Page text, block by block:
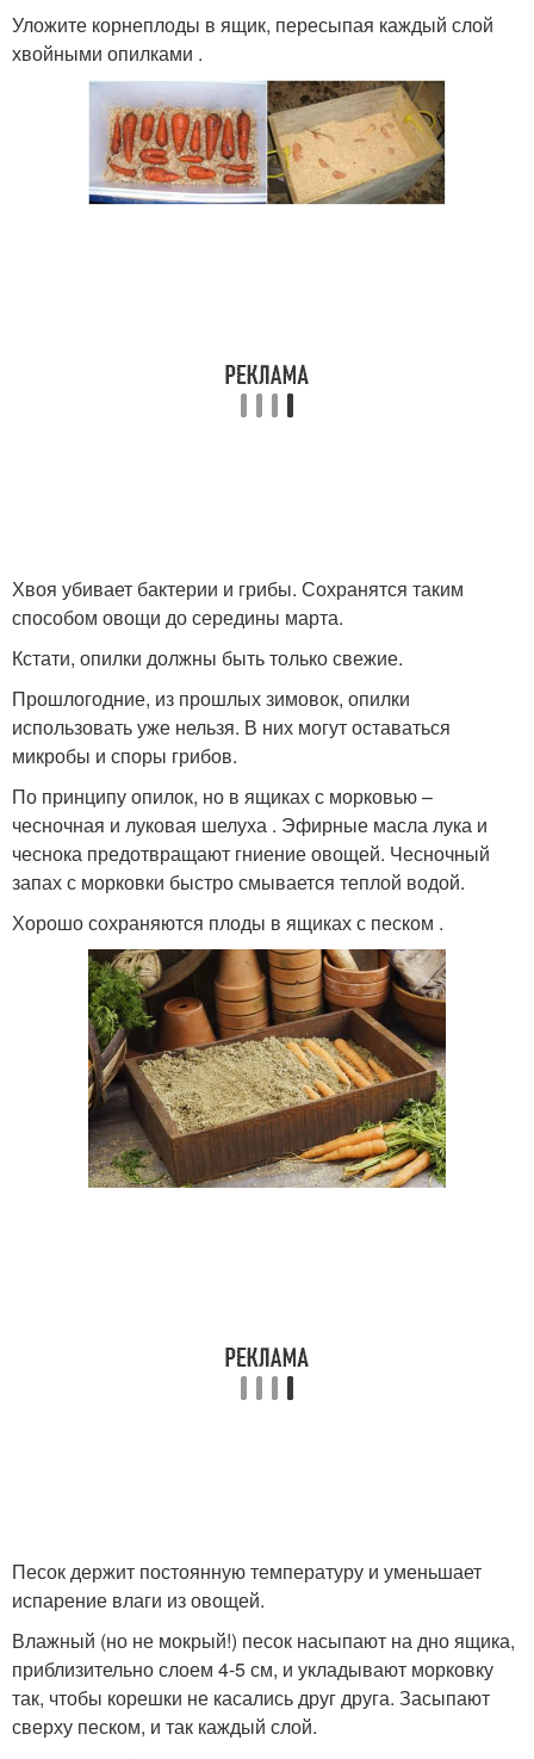
Уложите корнеплоды в ящик, пересыпая каждый слой
хвойными опилками .
Хвоя убивает бактерии и грибы. Сохранятся таким
способом овощи до середины марта.
Кстати, опилки должны быть только свежие.
Прошлогодние, из прошлых зимовок, опилки
использовать уже нельзя. В них могут оставаться
микробы и споры грибов.
По принципу опилок, но в ящиках с морковью –
чесночная и луковая шелуха . Эфирные масла лука и
чеснока предотвращают гниение овощей. Чесночный
запах с морковки быстро смывается теплой водой.
Хорошо сохраняются плоды в ящиках с песком .
Песок держит постоянную температуру и уменьшает
испарение влаги из овощей.
Влажный (но не мокрый!) песок насыпают на дно ящика,
приблизительно слоем 4-5 см, и укладывают морковку
так, чтобы корешки не касались друг друга. Засыпают
сверху песком, и так каждый слой.